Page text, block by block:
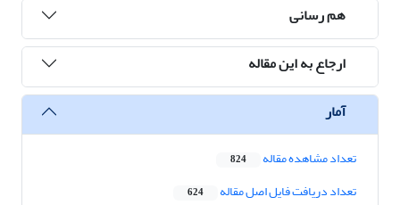
هم رسانی
ارجاع به این مقاله
آمار
تعداد مشاهده مقاله 824
تعداد دریافت فایل اصل مقاله 624